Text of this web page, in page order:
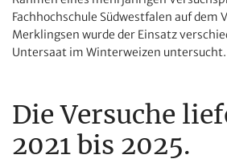
Fachhochschule Südwestfalen auf dem
Merklingsen wurde der Einsatz
Untersaat im Winterweizen untersucht.
Die Versuche
2021 bis 2025.